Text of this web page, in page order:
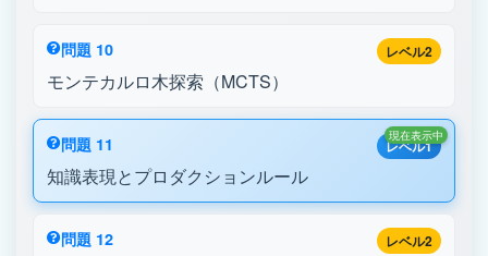
レベル2
問題 10
モンテカルロ木探索（MCTS）
レベル1
問題 11
知識表現とプロダクションルール
現在表示中
レベル2
問題 12